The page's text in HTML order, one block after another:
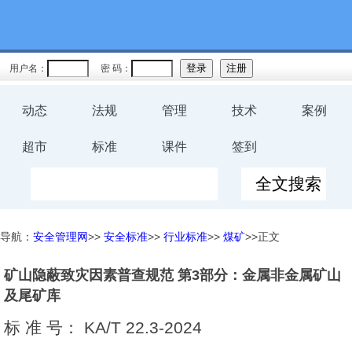
用户名： 密 码：
动态 法规 管理 技术 案例
超市 标准 课件 签到
导航： 安全管理网>> 安全标准>> 行业标准>> 煤矿>>正文
矿山隐蔽致灾因素普查规范 第3部分：金属非金属矿山
及尾矿库
标 准 号： KA/T 22.3-2024